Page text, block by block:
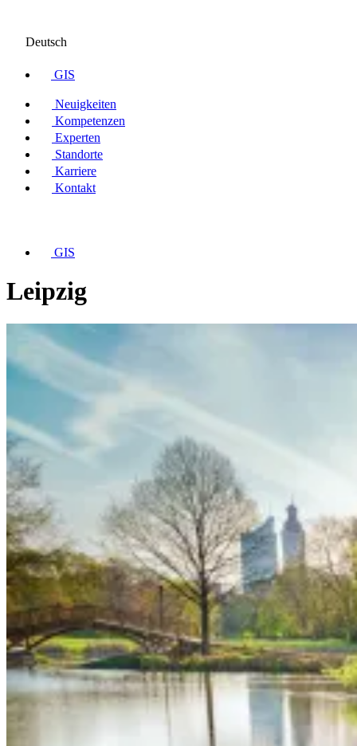
Deutsch
GIS
Neuigkeiten
Kompetenzen
Experten
Standorte
Karriere
Kontakt
GIS
Leipzig